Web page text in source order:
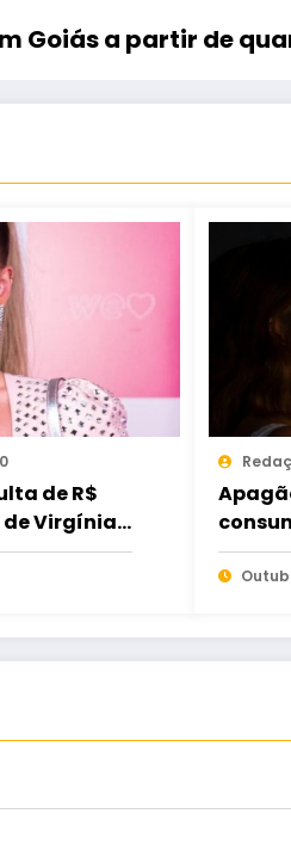
Goiás a partir de
0
de R$
de Virgínia